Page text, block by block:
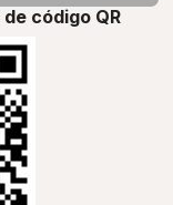
código QR